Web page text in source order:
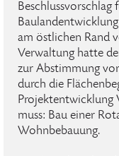
am östlichen Rand
Verwaltung hatte
zur Abstimmung
durch die
Projektentwicklung
muss: Bau einer
Wohnbebauung.